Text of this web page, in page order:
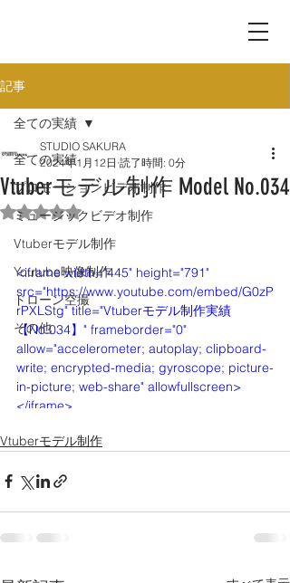
記事
全ての実績
プロモーションビデオ制作
ミュージックビデオ制作
Vtuberモデル制作
Youtube映像制作
ドローン空撮
その他
全ての実績
Vtuberモデル制作 Model No.034
STUDIO SAKURA
2024年1月12日 読了時間: 0分
5つ星のうちNaNと評価されています。
<iframe width="445" height="791"
src="https://www.youtube.com/embed/G0zP
rPXLStg" title="Vtuberモデル制作実績
【No.034】" frameborder="0"
allow="accelerometer; autoplay; clipboard-
write; encrypted-media; gyroscope; picture-
in-picture; web-share" allowfullscreen>
</iframe>
Vtuberモデル制作